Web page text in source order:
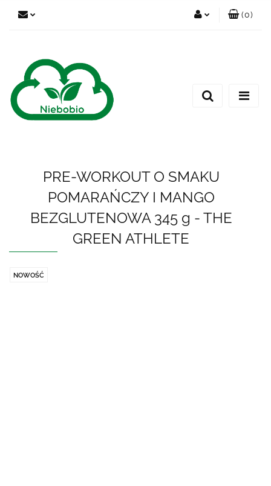
(0)
PRE-WORKOUT O SMAKU
POMARAŃCZY I MANGO
BEZGLUTENOWA 345 g - THE
GREEN ATHLETE
NOWOŚĆ